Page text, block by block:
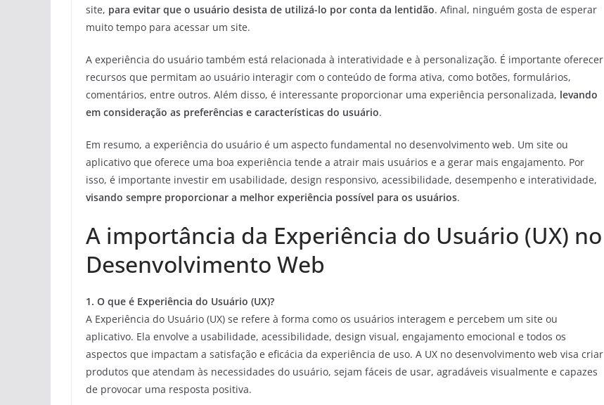
site, para evitar que o usuário desista de utilizá-lo por conta da lentidão. Afinal, ninguém gosta de esperar
muito tempo para acessar um site.
A experiência do usuário também está relacionada à interatividade e à personalização. É importante oferecer
recursos que permitam ao usuário interagir com o conteúdo de forma ativa, como botões, formulários,
comentários, entre outros. Além disso, é interessante proporcionar uma experiência personalizada, levando
em consideração as preferências e características do usuário.
Em resumo, a experiência do usuário é um aspecto fundamental no desenvolvimento web. Um site ou
aplicativo que oferece uma boa experiência tende a atrair mais usuários e a gerar mais engajamento. Por
isso, é importante investir em usabilidade, design responsivo, acessibilidade, desempenho e interatividade,
visando sempre proporcionar a melhor experiência possível para os usuários.
A importância da Experiência do Usuário (UX) no
Desenvolvimento Web
1. O que é Experiência do Usuário (UX)?
A Experiência do Usuário (UX) se refere à forma como os usuários interagem e percebem um site ou
aplicativo. Ela envolve a usabilidade, acessibilidade, design visual, engajamento emocional e todos os
aspectos que impactam a satisfação e eficácia da experiência de uso. A UX no desenvolvimento web visa criar
produtos que atendam às necessidades do usuário, sejam fáceis de usar, agradáveis visualmente e capazes
de provocar uma resposta positiva.